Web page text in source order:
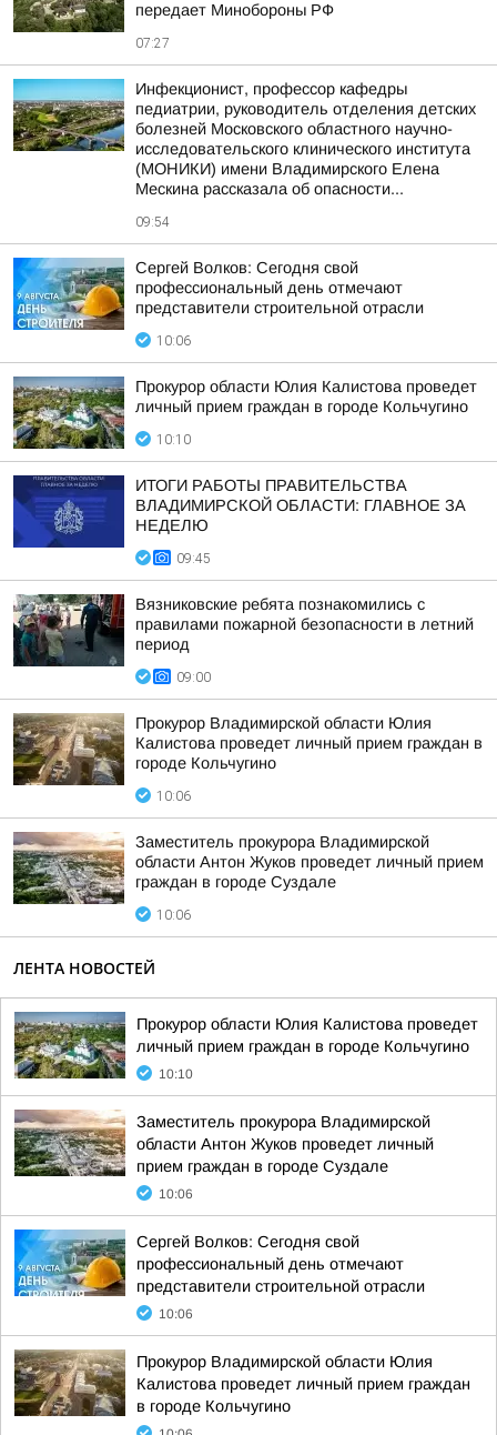
передает Минобороны РФ
07:27
Инфекционист, профессор кафедры
педиатрии, руководитель отделения детских
болезней Московского областного научно-
исследовательского клинического института
(МОНИКИ) имени Владимирского Елена
Мескина рассказала об опасности...
09:54
Сергей Волков: Сегодня свой
профессиональный день отмечают
представители строительной отрасли
10:06
Прокурор области Юлия Калистова проведет
личный прием граждан в городе Кольчугино
10:10
ИТОГИ РАБОТЫ ПРАВИТЕЛЬСТВА
ВЛАДИМИРСКОЙ ОБЛАСТИ: ГЛАВНОЕ ЗА
НЕДЕЛЮ
09:45
Вязниковские ребята познакомились с
правилами пожарной безопасности в летний
период
09:00
Прокурор Владимирской области Юлия
Калистова проведет личный прием граждан в
городе Кольчугино
10:06
Заместитель прокурора Владимирской
области Антон Жуков проведет личный прием
граждан в городе Суздале
10:06
ЛЕНТА НОВОСТЕЙ
Прокурор области Юлия Калистова проведет
личный прием граждан в городе Кольчугино
10:10
Заместитель прокурора Владимирской
области Антон Жуков проведет личный
прием граждан в городе Суздале
10:06
Сергей Волков: Сегодня свой
профессиональный день отмечают
представители строительной отрасли
10:06
Прокурор Владимирской области Юлия
Калистова проведет личный прием граждан
в городе Кольчугино